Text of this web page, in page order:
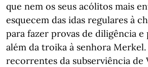
que nem os seus acólitos mais
esquecem das idas regulares à
para fazer provas de diligência e
além da troika à senhora Merkel.
recorrentes da subserviência de